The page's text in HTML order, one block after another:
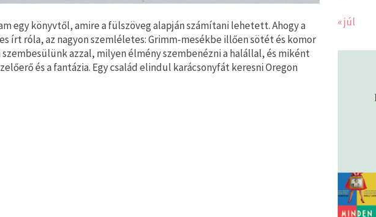
egy könyvtől, amire a fülszöveg alapján számítani lehetett. Ahogy a
írt róla, az nagyon szemléletes: Grimm-mesékbe illően sötét és komor
azzal, milyen élmény szembenézni a halállal, és miként
és a fantázia. Egy család elindul karácsonyfát keresni Oregon
« júl